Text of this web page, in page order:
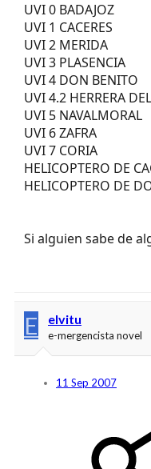
UVI 0 BADAJOZ
UVI 1 CACERES
UVI 2 MERIDA
UVI 3 PLASENCIA
UVI 4 DON BENITO
UVI 4.2 HERRERA
UVI 5 NAVALMORAL
UVI 6 ZAFRA
UVI 7 CORIA
HELICOPTERO DE
HELICOPTERO DE
Si alguien sabe de
E elvitu
e-mergencista novel
11 Sep 2007